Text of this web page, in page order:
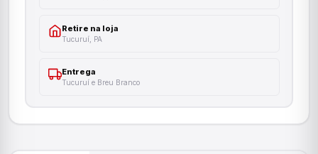
Retire na loja
Tucuruí, PA
Entrega
Tucuruí e Breu Branco